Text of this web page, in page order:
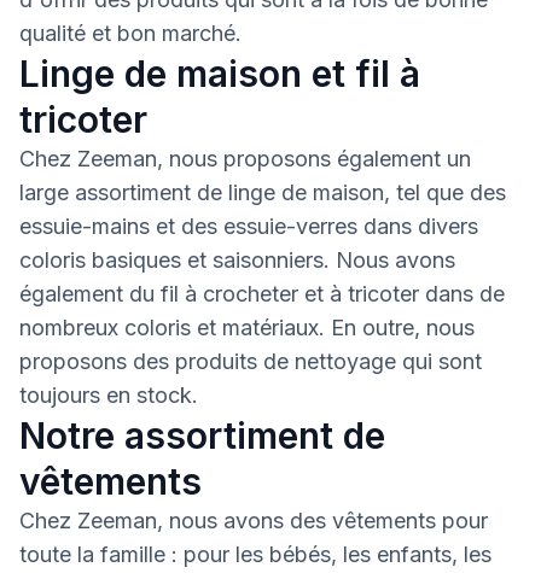
qualité et bon marché.
Linge de maison et fil à
tricoter
Chez Zeeman, nous proposons également un
large assortiment de linge de maison, tel que des
essuie-mains et des essuie-verres dans divers
coloris basiques et saisonniers. Nous avons
également du fil à crocheter et à tricoter dans de
nombreux coloris et matériaux. En outre, nous
proposons des produits de nettoyage qui sont
toujours en stock.
Notre assortiment de
vêtements
Chez Zeeman, nous avons des vêtements pour
toute la famille : pour les bébés, les enfants, les